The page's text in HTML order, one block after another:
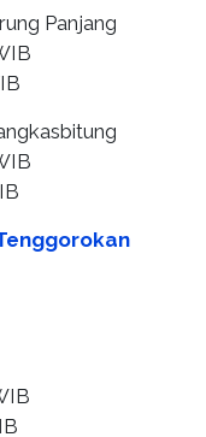
Panjang